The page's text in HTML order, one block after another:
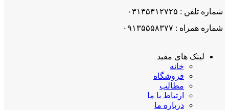
شماره تلفن : ۰۳۱۳۵۳۱۲۷۲۵
شماره همراه : ۰۹۱۳۵۵۵۸۳۷۷
لینک های مفید
خانه
فروشگاه
مطالب
ارتباط با ما
درباره ما